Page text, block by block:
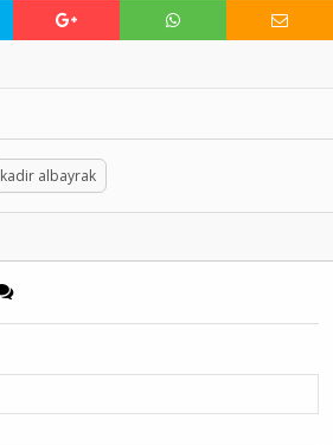
kadir albayrak